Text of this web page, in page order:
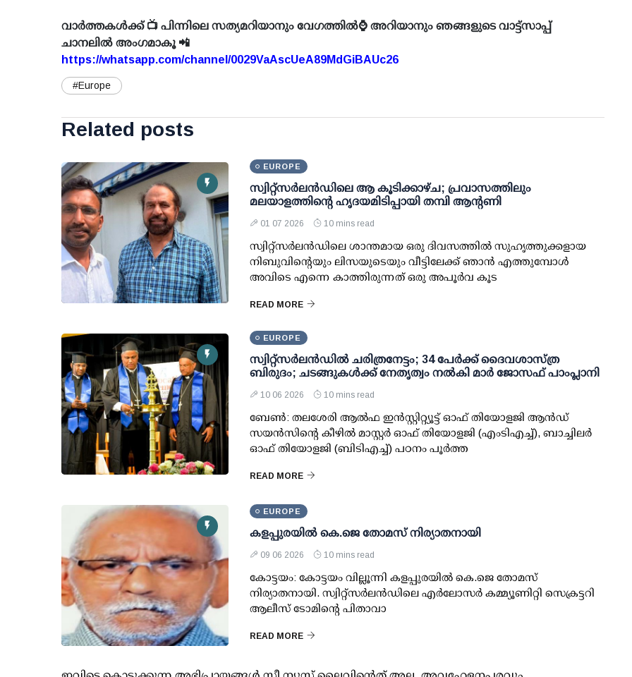
വാർത്തകൾക്ക് 📺 പിന്നിലെ സത്യമറിയാനും വേഗത്തിൽ⌚ അറിയാനും ഞങ്ങളുടെ വാട്ട്സാപ്പ്
ചാനലിൽ അംഗമാകൂ 📲
https://whatsapp.com/channel/0029VaAscUeA89MdGiBAUc26
#Europe
Related posts
EUROPE
സ്വിറ്റ്സർലൻഡിലെ ആ കൂടിക്കാഴ്ച; പ്രവാസത്തിലും
മലയാളത്തിന്റെ ഹൃദയമിടിപ്പായി തമ്പി ആന്റണി
01 07 2026 10 mins read
സ്വിറ്റ്സർലൻഡിലെ ശാന്തമായ ഒരു ദിവസത്തിൽ സുഹൃത്തുക്കളായ
നിബുവിന്റെയും ലിസയുടെയും വീട്ടിലേക്ക് ഞാൻ എത്തുമ്പോൾ
അവിടെ എന്നെ കാത്തിരുന്നത് ഒരു അപൂർവ കൂട
READ MORE
EUROPE
സ്വിറ്റ്സർലൻഡിൽ ചരിത്രനേട്ടം; 34 പേർക്ക് ദൈവശാസ്ത്ര
ബിരുദം; ചടങ്ങുകൾക്ക് നേതൃത്വം നൽകി മാർ ജോസഫ് പാംപ്ലാനി
10 06 2026 10 mins read
ബേൺ: തലശേരി ആൽഫ ഇൻസ്റ്റിറ്റ്യൂട്ട് ഓഫ് തിയോളജി ആൻഡ്
സയൻസിന്റെ കീഴിൽ മാസ്റ്റർ ഓഫ് തിയോളജി (എംടിഎച്ച്), ബാച്ചിലർ
ഓഫ് തിയോളജി (ബി‌ടിഎച്ച്) പഠനം പൂർത്ത
READ MORE
EUROPE
കളപ്പുരയില്‍ കെ.ജെ തോമസ് നിര്യാതനായി
09 06 2026 10 mins read
കോട്ടയം: കോട്ടയം വില്ലൂന്നി കളപ്പുരയില്‍ കെ.ജെ തോമസ്
നിര്യാതനായി. സ്വിറ്റ്‌സര്‍ലന്‍ഡിലെ എര്‍ലോസര്‍ കമ്മ്യൂണിറ്റി സെക്രട്ടറി
ആലീസ് ടോമിന്റെ പിതാവാ
READ MORE